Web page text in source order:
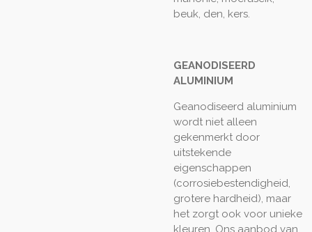
beuk, den, kers.
GEANODISEERD
ALUMINIUM
Geanodiseerd aluminium
wordt niet alleen
gekenmerkt door
uitstekende
eigenschappen
(corrosiebestendigheid,
grotere hardheid), maar
het zorgt ook voor unieke
kleuren. Ons aanbod van